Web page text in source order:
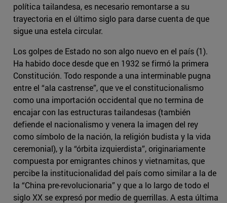
política tailandesa, es necesario remontarse a su
trayectoria en el último siglo para darse cuenta de que
sigue una estela circular.
Los golpes de Estado no son algo nuevo en el país (1).
Ha habido doce desde que en 1932 se firmó la primera
Constitución. Todo responde a una interminable pugna
entre el “ala castrense”, que ve el constitucionalismo
como una importación occidental que no termina de
encajar con las estructuras tailandesas (también
defiende el nacionalismo y venera la imagen del rey
como símbolo de la nación, la religión budista y la vida
ceremonial), y la “órbita izquierdista”, originariamente
compuesta por emigrantes chinos y vietnamitas, que
percibe la institucionalidad del país como similar a la de
la “China pre-revolucionaria” y que a lo largo de todo el
siglo XX se expresó por medio de guerrillas. A esta última